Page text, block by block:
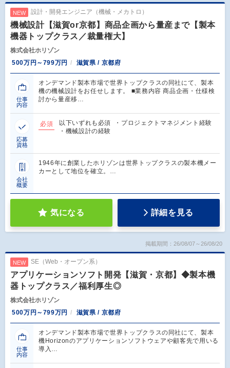
NEW 設計・開発エンジニア（機械・メカトロ）
機械設計【滋賀or京都】商品企画から量産まで【製本
機器トップクラス／裁量権大】
株式会社ホリゾン
500万円～799万円
滋賀県 / 京都府
仕事
内容
オンデマンド製本市場で世界トップクラスの同社にて、製本
機の機械設計をお任せします。 ■業務内容 商品企画・仕様検
討から量産移…
応募
資格
必須
以下いずれも必須 ・プロジェクトマネジメント経験
・機械設計の経験
会社
概要
1946年に創業したホリゾンは世界トップクラスの製本機メー
カーとして地位を確立。…
気になる 詳細を見る
掲載期間：26/08/07～26/08/20
NEW SE（Web・オープン系）
アプリケーションソフト開発【滋賀・京都】◆製本機
器トップクラス／福利厚生◎
株式会社ホリゾン
500万円～799万円
滋賀県 / 京都府
仕事
内容
オンデマンド製本市場で世界トップクラスの同社にて、製本
機Horizonのアプリケーションソフトウェアや顧客先で用いる
導入…